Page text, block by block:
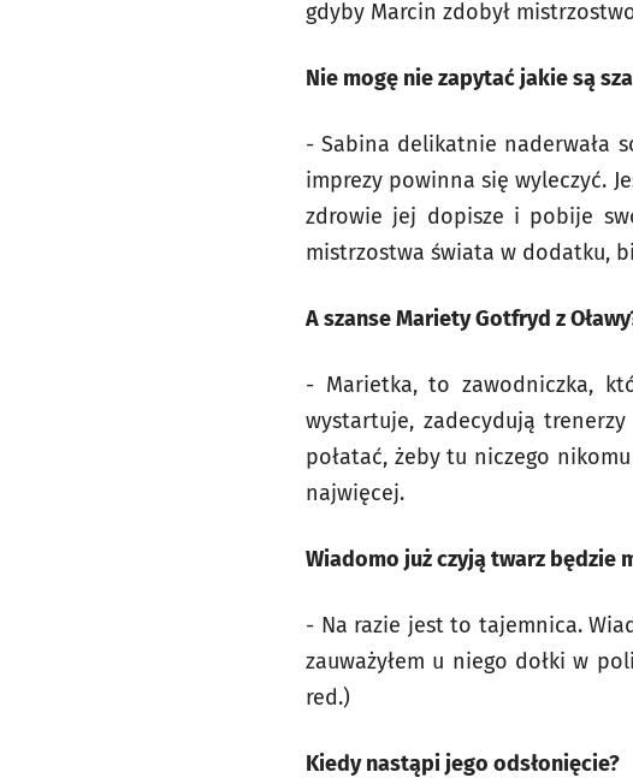
gdyby Marcin zdobył
Nie mogę nie zapytać jakie są
- Sabina delikatnie naderwała
imprezy powinna się wyleczyć.
zdrowie jej dopisze i pobije
mistrzostwa świata w dodatku,
A szanse Mariety Gotfryd z
- Marietka, to zawodniczka,
wystartuje, zadecydują
połatać, żeby tu niczego
najwięcej.
Wiadomo już czyją twarz będzie
- Na razie jest to tajemnica.
zauważyłem u niego dołki w
red.)
Kiedy nastąpi jego odsłonięcie?